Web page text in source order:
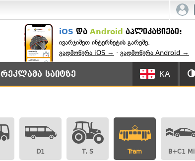
iOS და Android აპლიკაციები:
ივარჯიშეთ ინტერნეტის გარეშე.
გადმოწერა iOS → · გადმოწერა Android →
რეკლამა საიტზე KA
D1 T, S Tram B+C1 Mil